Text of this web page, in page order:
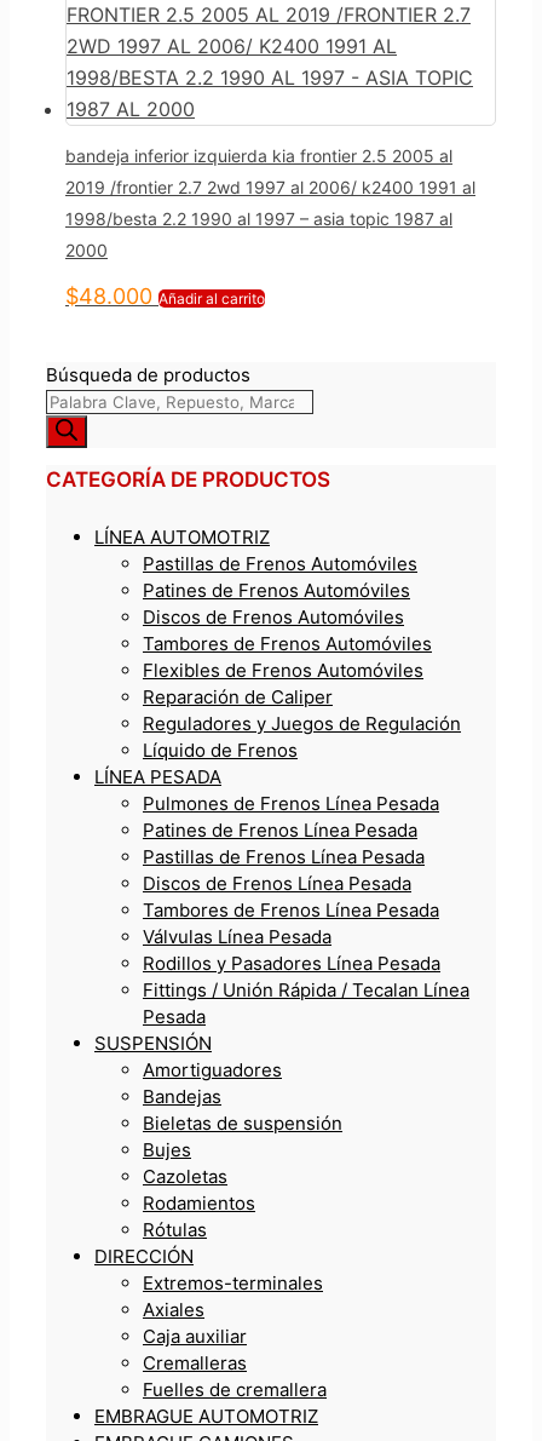
bandeja inferior izquierda kia frontier 2.5 2005 al
2019 /frontier 2.7 2wd 1997 al 2006/ k2400 1991 al
1998/besta 2.2 1990 al 1997 – asia topic 1987 al
2000
$48.000 Añadir al carrito
Búsqueda de productos
CATEGORÍA DE PRODUCTOS
LÍNEA AUTOMOTRIZ
Pastillas de Frenos Automóviles
Patines de Frenos Automóviles
Discos de Frenos Automóviles
Tambores de Frenos Automóviles
Flexibles de Frenos Automóviles
Reparación de Caliper
Reguladores y Juegos de Regulación
Líquido de Frenos
LÍNEA PESADA
Pulmones de Frenos Línea Pesada
Patines de Frenos Línea Pesada
Pastillas de Frenos Línea Pesada
Discos de Frenos Línea Pesada
Tambores de Frenos Línea Pesada
Válvulas Línea Pesada
Rodillos y Pasadores Línea Pesada
Fittings / Unión Rápida / Tecalan Línea
Pesada
SUSPENSIÓN
Amortiguadores
Bandejas
Bieletas de suspensión
Bujes
Cazoletas
Rodamientos
Rótulas
DIRECCIÓN
Extremos-terminales
Axiales
Caja auxiliar
Cremalleras
Fuelles de cremallera
EMBRAGUE AUTOMOTRIZ